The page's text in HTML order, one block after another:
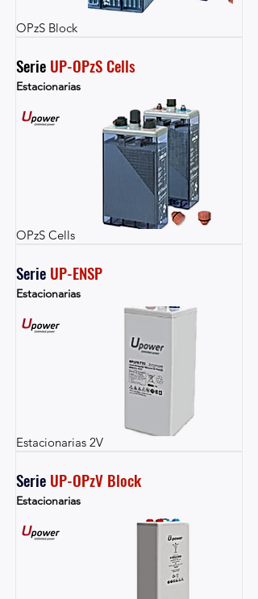
OPzS Block
Serie UP-OPzS Cells
Estacionarias
OPzS Cells
Serie UP-ENSP
Estacionarias
Estacionarias 2V
Serie UP-OPzV Block
Estacionarias